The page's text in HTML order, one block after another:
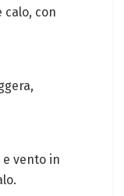
calo, con
vento in